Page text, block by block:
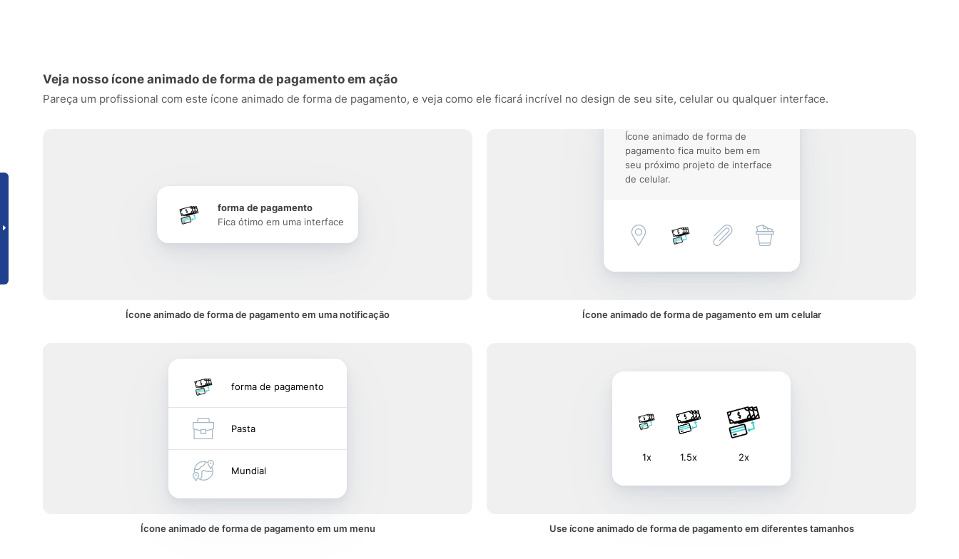
Veja nosso ícone animado de forma de pagamento em ação
Pareça um profissional com este ícone animado de forma de pagamento, e veja como ele ficará incrível no design de seu site, celular ou qualquer interface.
forma de pagamento
Fica ótimo em uma interface
Ícone animado de forma de pagamento em uma notificação
Ícone animado de forma de
pagamento fica muito bem em
seu próximo projeto de interface
de celular.
Ícone animado de forma de pagamento em um celular
forma de pagamento
Pasta
Mundial
Ícone animado de forma de pagamento em um menu
1x 1.5x 2x
Use ícone animado de forma de pagamento em diferentes tamanhos